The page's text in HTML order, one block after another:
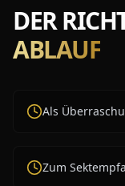
DER
ABLAUF
Als
Zum